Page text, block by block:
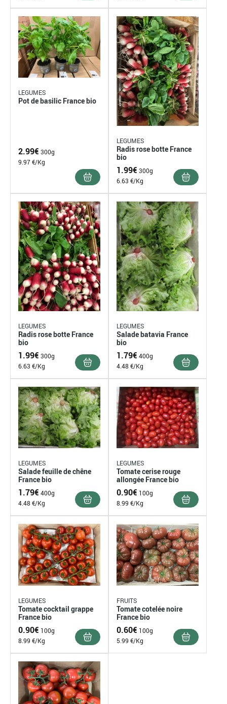
LEGUMES
Pot de basilic France bio
2.99€ 300g
9.97 €/Kg
LEGUMES
Radis rose botte France
bio
1.99€ 300g
6.63 €/Kg
LEGUMES
Radis rose botte France
bio
1.99€ 300g
6.63 €/Kg
LEGUMES
Salade batavia France
bio
1.79€ 400g
4.48 €/Kg
LEGUMES
Salade feuille de chêne
France bio
1.79€ 400g
4.48 €/Kg
LEGUMES
Tomate cerise rouge
allongée France bio
0.90€ 100g
8.99 €/Kg
LEGUMES
Tomate cocktail grappe
France bio
0.90€ 100g
8.99 €/Kg
FRUITS
Tomate cotelée noire
France bio
0.60€ 100g
5.99 €/Kg